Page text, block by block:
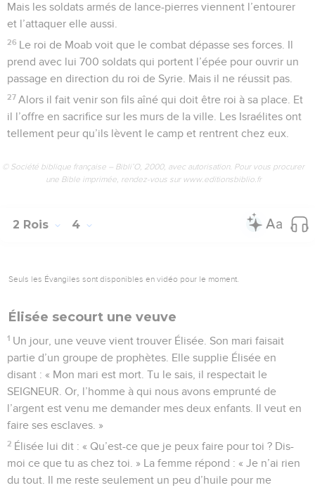
Mais les soldats armés de lance-pierres viennent l’entourer
et l’attaquer elle aussi.
26 Le roi de Moab voit que le combat dépasse ses forces. Il
prend avec lui 700 soldats qui portent l’épée pour ouvrir un
passage en direction du roi de Syrie. Mais il ne réussit pas.
27 Alors il fait venir son fils aîné qui doit être roi à sa place. Et
il l’offre en sacrifice sur les murs de la ville. Les Israélites ont
tellement peur qu’ils lèvent le camp et rentrent chez eux.
© Société biblique française – Bibli’O, 2000, avec autorisation. Pour vous procurer
une Bible imprimée, rendez-vous sur www.editionsbiblio.fr
2 Rois 4
Seuls les Évangiles sont disponibles en vidéo pour le moment.
Élisée secourt une veuve
1 Un jour, une veuve vient trouver Élisée. Son mari faisait
partie d’un groupe de prophètes. Elle supplie Élisée en
disant : « Mon mari est mort. Tu le sais, il respectait le
SEIGNEUR. Or, l’homme à qui nous avons emprunté de
l’argent est venu me demander mes deux enfants. Il veut en
faire ses esclaves. »
2 Élisée lui dit : « Qu’est-ce que je peux faire pour toi ? Dis-
moi ce que tu as chez toi. » La femme répond : « Je n’ai rien
du tout. Il me reste seulement un peu d’huile pour me